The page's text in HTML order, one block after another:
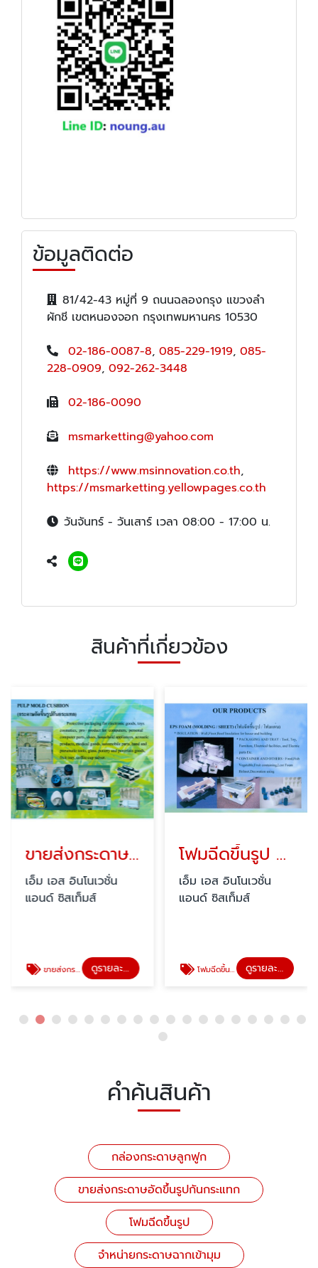
ข้อมูลติดต่อ
81/42-43 หมู่ที่ 9 ถนนฉลองกรุง แขวงลำ
ผักชี เขตหนองจอก กรุงเทพมหานคร 10530
02-186-0087-8, 085-229-1919, 085-
228-0909, 092-262-3448
02-186-0090
msmarketting@yahoo.com
https://www.msinnovation.co.th,
https://msmarketting.yellowpages.co.th
วันจันทร์ - วันเสาร์ เวลา 08:00 - 17:00 น.
สินค้าที่เกี่ยวข้อง
ขายส่งกระดาษอัดขึ้นรูปกันกระแทก
เอ็ม เอส อินโนเวชั่น
แอนด์ ซิสเท็มส์
ขายส่งกระดาษอัดขึ้นรูปกันกระแทก ดูรายละเอียด
โฟมฉีดขึ้นรูป / โฟมแผ่น
เอ็ม เอส อินโนเวชั่น
แอนด์ ซิสเท็มส์
โฟมฉีดขึ้นรูป ดูรายละเอียด
คำค้นสินค้า
กล่องกระดาษลูกฟูก
ขายส่งกระดาษอัดขึ้นรูปกันกระแทก
โฟมฉีดขึ้นรูป
จำหน่ายกระดาษฉากเข้ามุม